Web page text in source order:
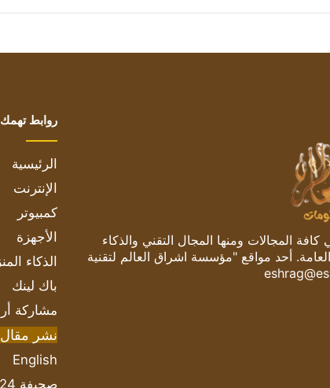
المجالات ومنها المجال التقني والذكاء
أحد مواقع "مؤسسة اشراق العالم لتقنية
روابط تهمك
الرئيسية
الإنترنت
كمبيوتر
الأجهزة
الذكاء
باك لينك
مشاركة
نشر
English
صحيفة 24 لمعلوماتك